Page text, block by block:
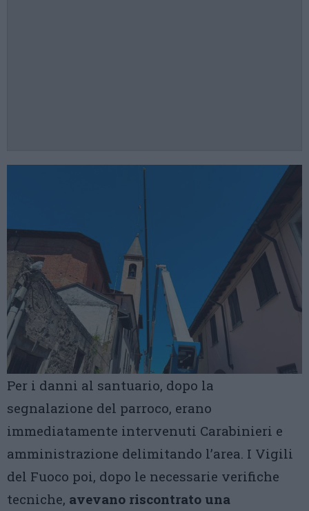
Per i danni al santuario, dopo la
segnalazione del parroco, erano
immediatamente intervenuti Carabinieri e
amministrazione delimitando l’area. I Vigili
del Fuoco poi, dopo le necessarie verifiche
tecniche, avevano riscontrato una